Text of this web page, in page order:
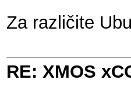
Za različite
RE: XMOS